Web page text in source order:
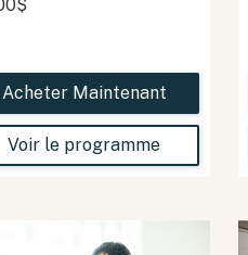
Acheter Maintenant
Voir le programme